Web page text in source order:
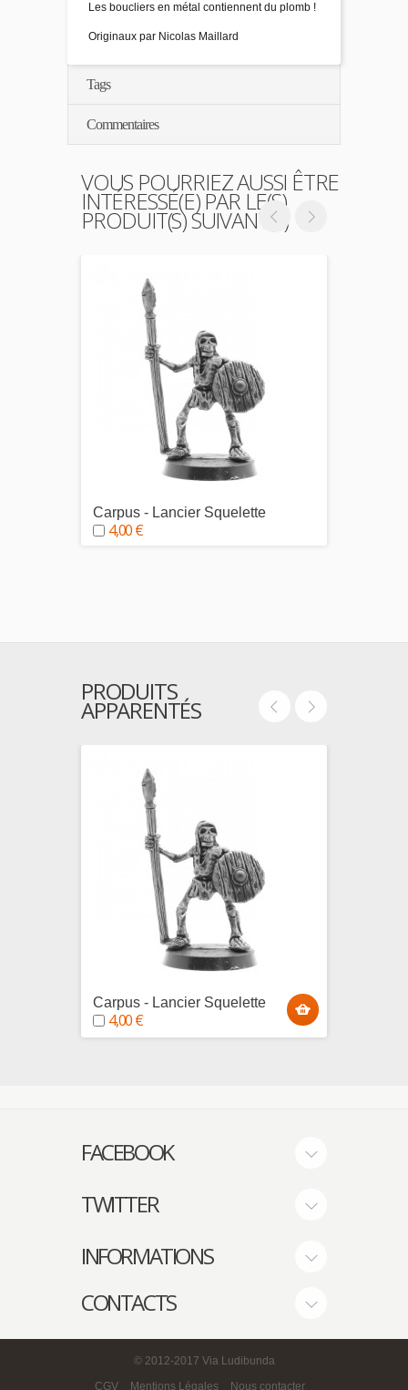
Les boucliers en métal contiennent du plomb !
Originaux par Nicolas Maillard
Tags
Commentaires
VOUS POURRIEZ AUSSI ÊTRE
INTÉRESSÉ(E) PAR LE(S)
PRODUIT(S) SUIVANT(S)
Carpus - Lancier Squelette
4,00 €
PRODUITS
APPARENTÉS
Carpus - Lancier Squelette
4,00 €
FACEBOOK
TWITTER
INFORMATIONS
CONTACTS
© 2012-2017 Via Ludibunda
CGV
Mentions Légales Nous contacter